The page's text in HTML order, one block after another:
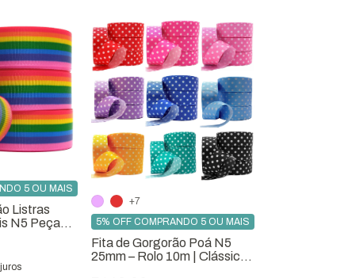
Listras
N5 Peça
5 OU MAIS
Fita de Gorgorão Poá N5
25mm – Rolo 10m | Clássico
5% OFF COMPRANDO 5 OU MAIS
+7